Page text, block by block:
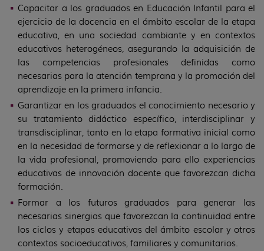
Capacitar a los graduados en Educación Infantil para el
ejercicio de la docencia en el ámbito escolar de la etapa
educativa, en una sociedad cambiante y en contextos
educativos heterogéneos, asegurando la adquisición de
las competencias profesionales definidas como
necesarias para la atención temprana y la promoción del
aprendizaje en la primera infancia.
Garantizar en los graduados el conocimiento necesario y
su tratamiento didáctico específico, interdisciplinar y
transdisciplinar, tanto en la etapa formativa inicial como
en la necesidad de formarse y de reflexionar a lo largo de
la vida profesional, promoviendo para ello experiencias
educativas de innovación docente que favorezcan dicha
formación.
Formar a los futuros graduados para generar las
necesarias sinergias que favorezcan la continuidad entre
los ciclos y etapas educativas del ámbito escolar y otros
contextos socioeducativos, familiares y comunitarios.